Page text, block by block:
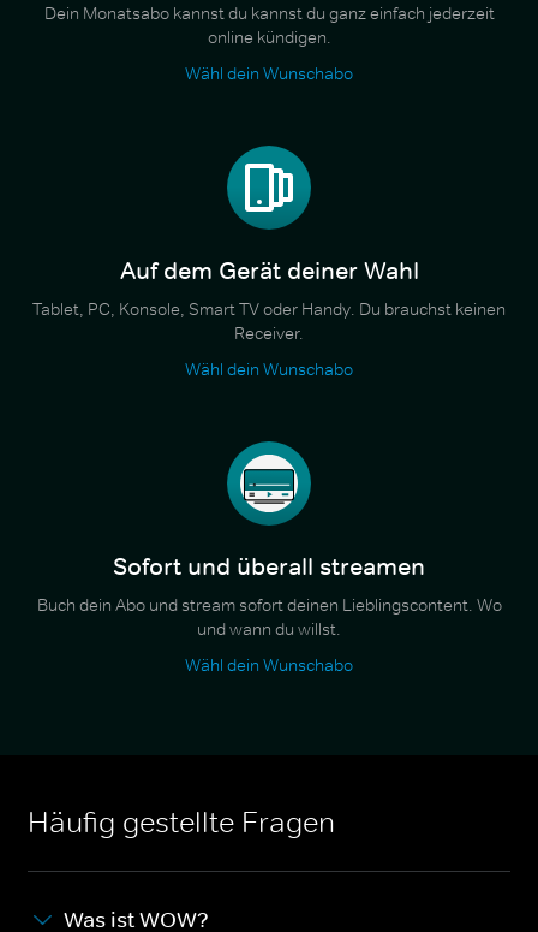
Dein Monatsabo kannst du kannst du ganz einfach jederzeit
online kündigen.
Wähl dein Wunschabo
Auf dem Gerät deiner Wahl
Tablet, PC, Konsole, Smart TV oder Handy. Du brauchst keinen
Receiver.
Wähl dein Wunschabo
Sofort und überall streamen
Buch dein Abo und stream sofort deinen Lieblingscontent. Wo
und wann du willst.
Wähl dein Wunschabo
Häufig gestellte Fragen
Was ist WOW?